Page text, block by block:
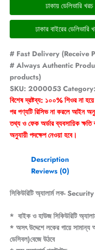
ঢাকায় ডেলিভারি
# Fast Delivery (Receive
# Always Authentic
products)
SKU: 2000053Category:
বিশেষ দ্রষ্টব্য: ১০০% শিওর না
পর পণ্যটি রিসিভ না করলে আইন
তথ্য ও ফেক অর্ডার ব্যবসায়িক
অনুযায়ী পদক্ষেপ নেওয়া হবে।
Description
Reviews (0)
সিকিউরিটি অ্যালার্ম লক-
* বাইক ও হাউজ সিকিউরিটি
* অসৎ উদ্দেশে লকের গায়ে সামান্য
ডেসিবল)বেজে উঠবে